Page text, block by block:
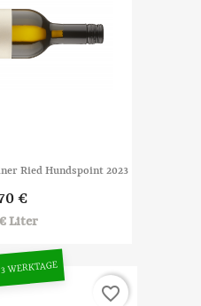
Ried Hundspoint 2023
€
Liter
WERKTAGE
favorite_border